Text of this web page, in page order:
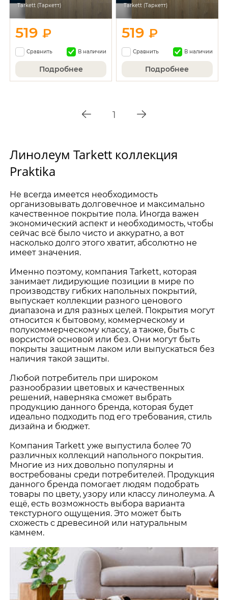
Tarkett (Таркетт)
519₽
Сравнить В наличии
Подробнее
Tarkett (Таркетт)
519₽
Сравнить В наличии
Подробнее
1
Линолеум Tarkett коллекция
Praktika
Не всегда имеется необходимость
организовывать долговечное и максимально
качественное покрытие пола. Иногда важен
экономический аспект и необходимость, чтобы
сейчас всё было чисто и аккуратно, а вот
насколько долго этого хватит, абсолютно не
имеет значения.
Именно поэтому, компания Tarkett, которая
занимает лидирующие позиции в мире по
производству гибких напольных покрытий,
выпускает коллекции разного ценового
диапазона и для разных целей. Покрытия могут
относится к бытовому, коммерческому и
полукоммерческому классу, а также, быть с
ворсистой основой или без. Они могут быть
покрыты защитным лаком или выпускаться без
наличия такой защиты.
Любой потребитель при широком
разнообразии цветовых и качественных
решений, наверняка сможет выбрать
продукцию данного бренда, которая будет
идеально подходить под его требования, стиль
дизайна и бюджет.
Компания Tarkett уже выпустила более 70
различных коллекций напольного покрытия.
Многие из них довольно популярны и
востребованы среди потребителей. Продукция
данного бренда помогает людям подобрать
товары по цвету, узору или классу линолеума. А
ещё, есть возможность выбора варианта
текстурного ощущения. Это может быть
схожесть с древесиной или натуральным
камнем.